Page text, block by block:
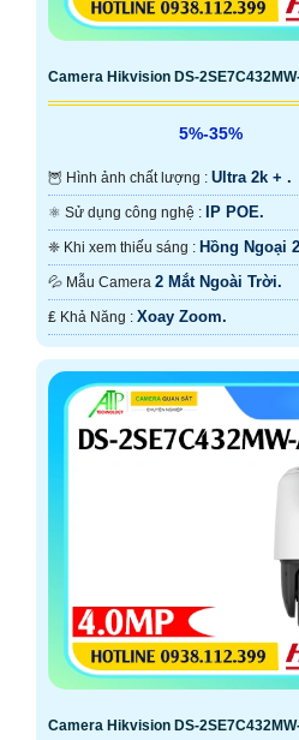
Camera Hikvision DS-
5%-35%
🦉 Hình ảnh chất lượng : Ultra 2k + .
⚛️ Sử dụng công nghệ : IP POE.
❈ Khi xem thiếu sáng : Hồng Ngoại
IR.💦 Mẫu Camera 2 Mắt Ngoài Trời.
️₤ Khả Năng : Xoay Zoom.
Camera Hikvision DS-